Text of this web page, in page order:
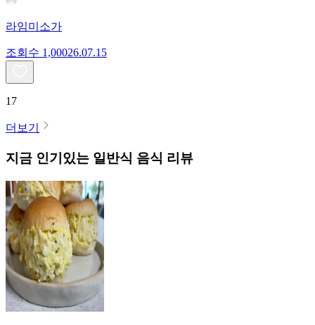
라임미소가
조회수 1,00026.07.15
17
더보기
지금 인기있는 일반식 음식 리뷰